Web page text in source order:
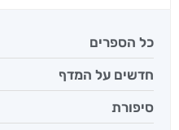
כל הספרים
חדשים על המדף
סיפורת